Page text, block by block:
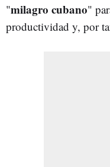
"milagro cubano"
productividad y, por